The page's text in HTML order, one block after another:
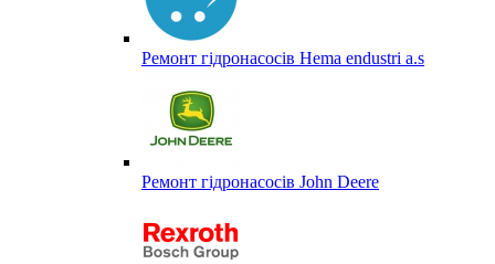
Ремонт гідронасосів Hema endustri a.s
Ремонт гідронасосів John Deere